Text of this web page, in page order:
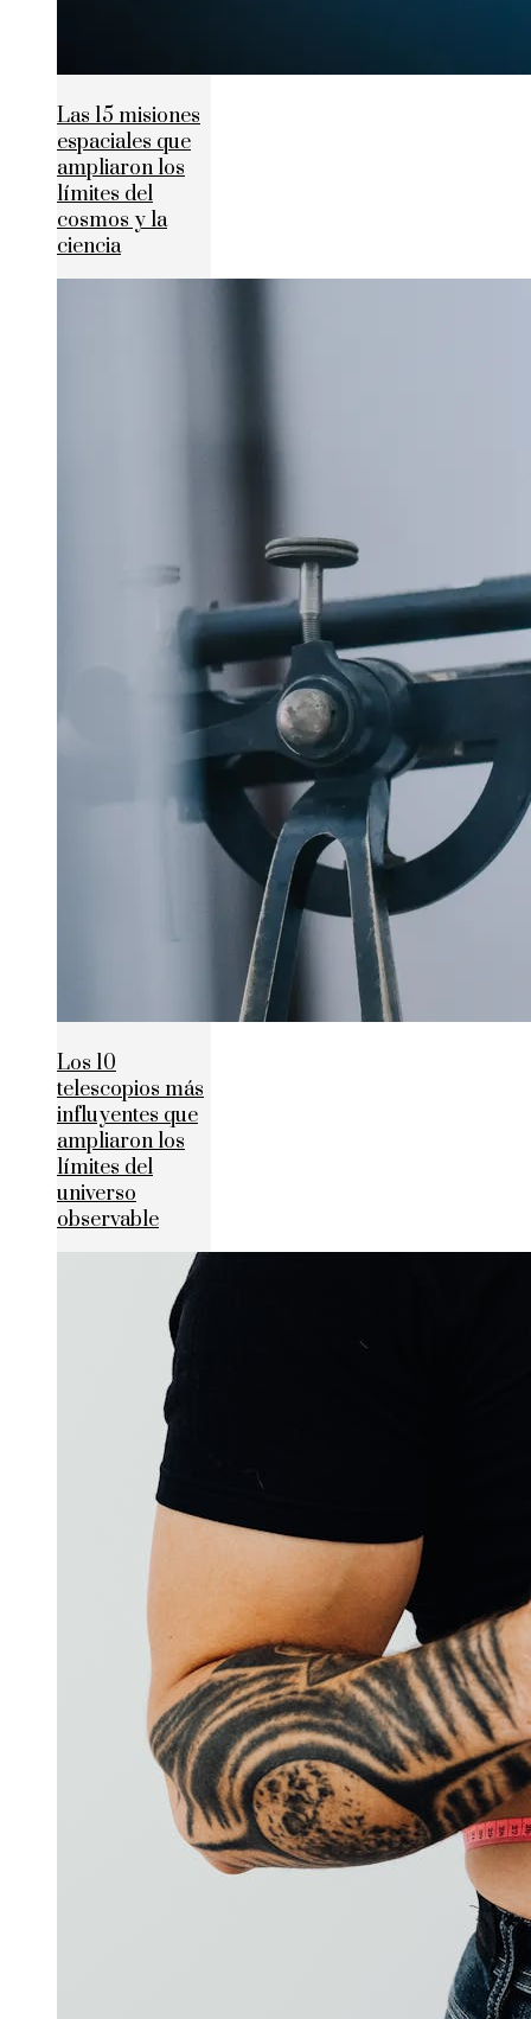
Las 15 misiones
espaciales que
ampliaron los
límites del
cosmos y la
ciencia
Los 10
telescopios más
influyentes que
ampliaron los
límites del
universo
observable